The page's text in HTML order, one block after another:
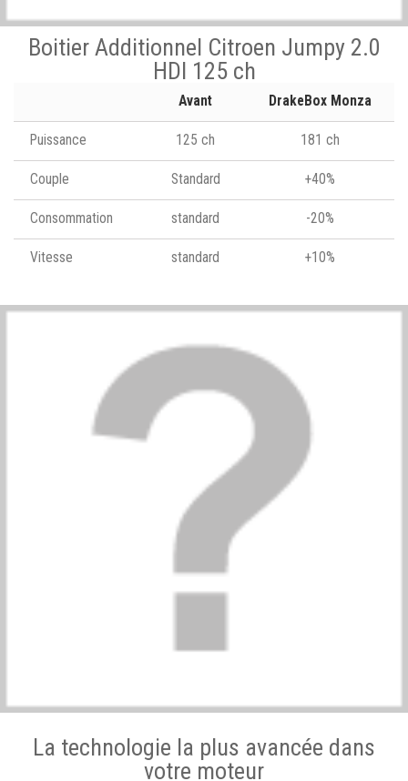
Boitier Additionnel Citroen Jumpy 2.0
HDI 125 ch
Avant DrakeBox Monza
Puissance 125 ch 181 ch
Couple Standard +40%
Consommation standard -20%
Vitesse standard +10%
La technologie la plus avancée dans
votre moteur